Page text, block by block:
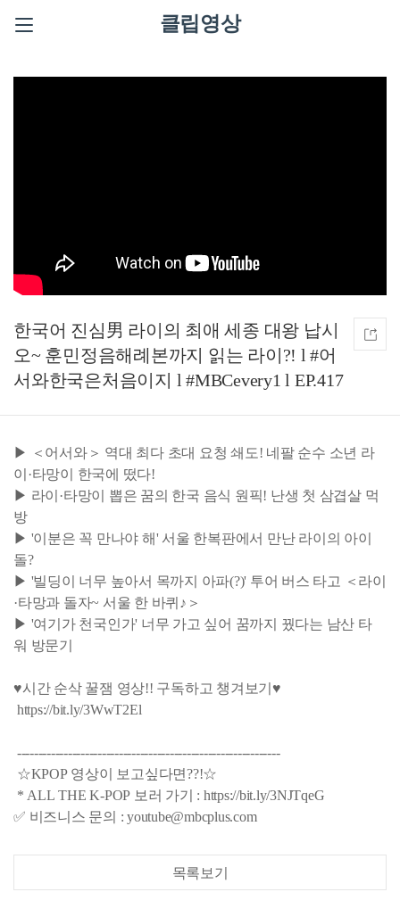
클립영상
한국어 진심男 라이의 최애 세종 대왕 납시
오~ 훈민정음해례본까지 읽는 라이?! l #어
서와한국은처음이지 l #MBCevery1 l EP.417
▶ ＜어서와＞ 역대 최다 초대 요청 쇄도! 네팔 순수 소년 라
이·타망이 한국에 떴다!
▶ 라이·타망이 뽑은 꿈의 한국 음식 원픽! 난생 첫 삼겹살 먹
방
▶ '이분은 꼭 만나야 해' 서울 한복판에서 만난 라이의 아이
돌?
▶ '빌딩이 너무 높아서 목까지 아파(?)' 투어 버스 타고 ＜라이
·타망과 돌자~ 서울 한 바퀴♪＞
▶ '여기가 천국인가' 너무 가고 싶어 꿈까지 꿨다는 남산 타
워 방문기
♥시간 순삭 꿀잼 영상!! 구독하고 챙겨보기♥
https://bit.ly/3WwT2El
--------------------------------------------------------------
☆KPOP 영상이 보고싶다면??!☆
* ALL THE K-POP 보러 가기 : https://bit.ly/3NJTqeG
✅ 비즈니스 문의 : youtube@mbcplus.com
목록보기